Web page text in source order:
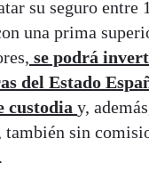
su seguro entre
una prima
se podrá
del Estado
custodia y,
también sin